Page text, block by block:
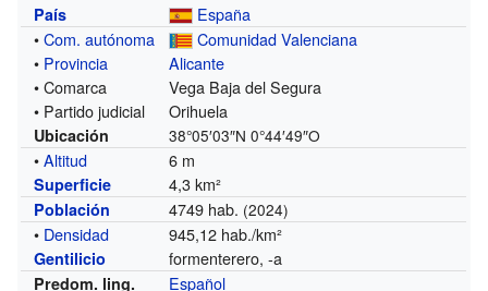
País
España
•Com. autónoma
Comunidad Valenciana
• Provincia
Alicante
• Comarca
Vega Baja del Segura
• Partido judicial
Orihuela
Ubicación 38°05′03″N 0°44′49″O
•Altitud 6 m
Superficie 4,3 km²
Población 4749 hab. (2024)
• Densidad 945,12 hab./km²
Gentilicio formenterero, -a
Predom. ling. Español